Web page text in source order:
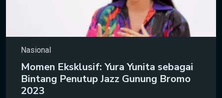
Nasional
Momen Eksklusif: Yura Yunita sebagai
Bintang Penutup Jazz Gunung Bromo
2023